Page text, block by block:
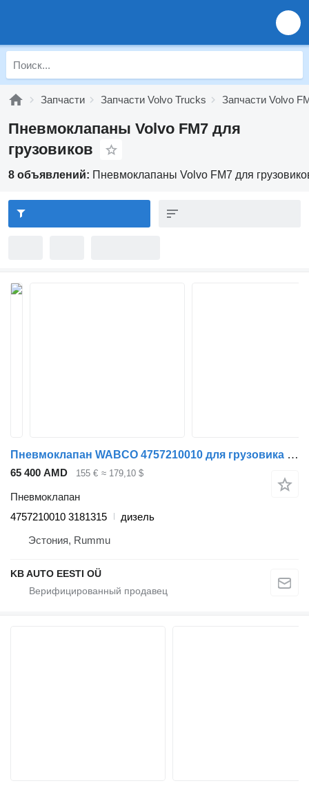
Запчасти Запчасти Volvo Trucks Запчасти Volvo
Пневмоклапаны Volvo FM7 для
грузовиков
8 объявлений: Пневмоклапаны Volvo FM7 для
Пневмоклапан WABCO 4757210010 для грузовика Volvo FM7-FM12, FM, FMX (1998-2014)
65 400 AMD 155 € ≈ 179,10 $
Пневмоклапан
4757210010 3181315
дизель
Эстония, Rummu
KB AUTO EESTI OÜ